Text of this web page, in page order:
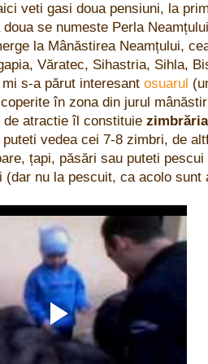
veti gasi doua pensiuni, la
se numeste Perla
la Mânăstirea Neamțului,
Văratec, Sihastria, Sihla,
s-a părut interesant osuarul
în zona din jurul
de atractie îl constituie
puteti vedea cei 7-8 zimbri, de
țapi, păsări sau puteti
(dar nu la pescuit, ca acolo sunt